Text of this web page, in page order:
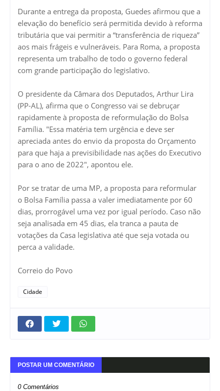
Durante a entrega da proposta, Guedes afirmou que a
elevação do benefício será permitida devido à reforma
tributária que vai permitir a “transferência de riqueza”
aos mais frágeis e vulneráveis. Para Roma, a proposta
representa um trabalho de todo o governo federal
com grande participação do legislativo.
O presidente da Câmara dos Deputados, Arthur Lira
(PP-AL), afirma que o Congresso vai se debruçar
rapidamente à proposta de reformulação do Bolsa
Família. "Essa matéria tem urgência e deve ser
apreciada antes do envio da proposta do Orçamento
para que haja a previsibilidade nas ações do Executivo
para o ano de 2022", apontou ele.
Por se tratar de uma MP, a proposta para reformular
o Bolsa Família passa a valer imediatamente por 60
dias, prorrogável uma vez por igual período. Caso não
seja analisada em 45 dias, ela tranca a pauta de
votações da Casa legislativa até que seja votada ou
perca a validade.
Correio do Povo
Cidade
POSTAR UM COMENTÁRIO
0 Comentários